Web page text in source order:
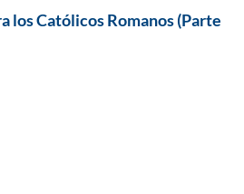
los Católicos Romanos (Parte